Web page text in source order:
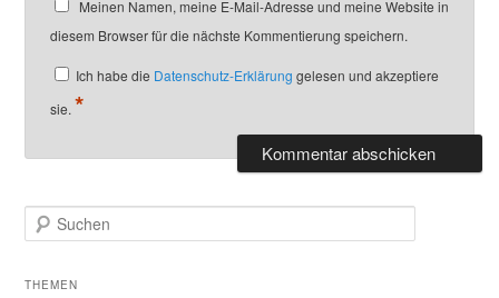
Meinen Namen, meine E-Mail-Adresse und meine Website in
diesem Browser für die nächste Kommentierung speichern.
Ich habe die Datenschutz-Erklärung gelesen und akzeptiere
sie. *
u
h
THEMEN